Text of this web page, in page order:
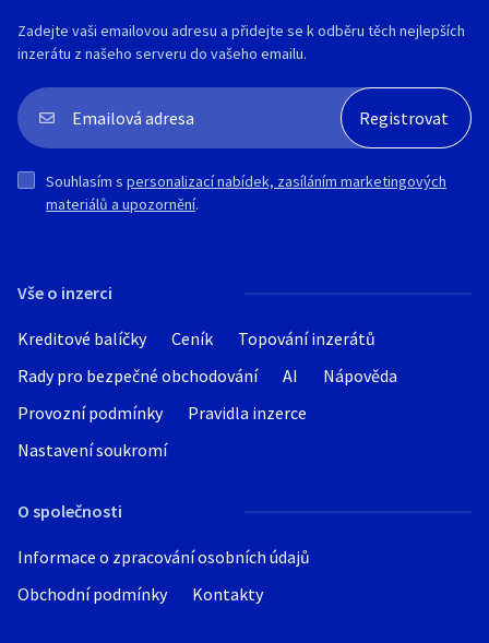
Vše o inzerci
Kreditové balíčky Ceník
Topování inzerátů
Rady pro bezpečné obchodování
AI
Nápověda
Provozní podmínky
Pravidla inzerce
Nastavení soukromí
O společnosti
Informace o zpracování osobních údajů
Obchodní podmínky
Kontakty
Zadejte vaši emailovou adresu a přidejte se k odběru těch nejlepších
inzerátu z našeho serveru do vašeho emailu.
Souhlasím s personalizací nabídek, zasíláním marketingových
materiálů a upozornění.